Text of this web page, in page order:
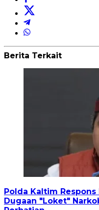
Berita Terkait
Polda Kaltim
Dugaan "Loket"